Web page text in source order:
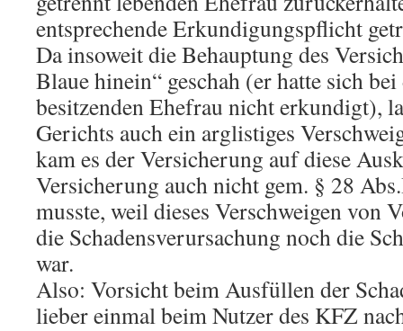
entsprechende Erkundigungspflicht
Da insoweit die Behauptung des
Blaue hinein“ geschah (er hatte sich
besitzenden Ehefrau nicht erkundigt),
Gerichts auch ein arglistiges
kam es der Versicherung auf diese
Versicherung auch nicht gem. § 28
musste, weil dieses Verschweigen von
die Schadensverursachung noch die
war.
Also: Vorsicht beim Ausfüllen der
lieber einmal beim Nutzer des KFZ